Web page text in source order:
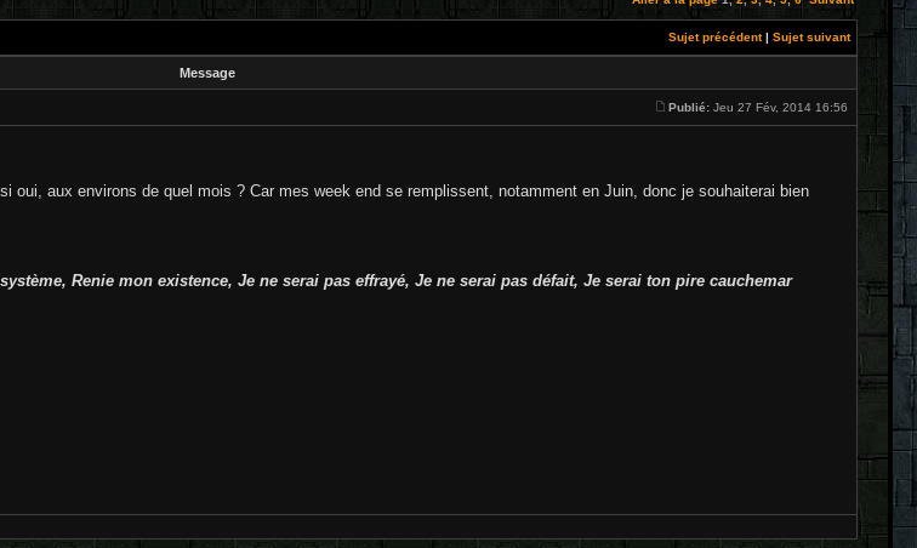
Sujet précédent| Sujet suivant
Message
Publié: Jeu 27 Fév, 2014 16:56
aux environs de quel mois ? Car mes week end se remplissent, notamment en Juin, donc je souhaiterai bien
Renie mon existence, Je ne serai pas effrayé, Je ne serai pas défait, Je serai ton pire cauchemar